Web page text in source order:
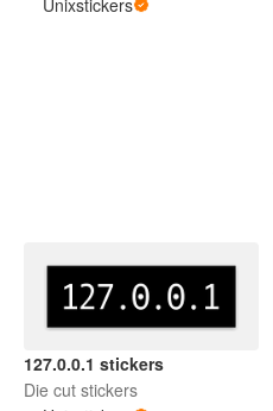
Unixstickers
127.0.0.1 stickers
Die cut stickers